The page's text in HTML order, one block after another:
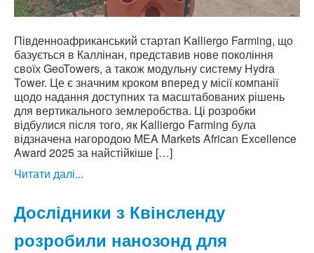
Південноафриканський стартап Kalliergo Farming, що
базується в Каллінан, представив нове покоління
своїх GeoTowers, а також модульну систему Hydra
Tower. Це є значним кроком вперед у місії компанії
щодо надання доступних та масштабованих рішень
для вертикального землеробства. Ці розробки
відбулися після того, як Kalliergo Farming була
відзначена нагородою MEA Markets African Excellence
Award 2025 за найстійкіше […]
Читати далі...
Дослідники з Квінсленду
розробили нанозонд для